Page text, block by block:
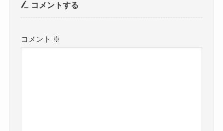
コメントする
コメント ※